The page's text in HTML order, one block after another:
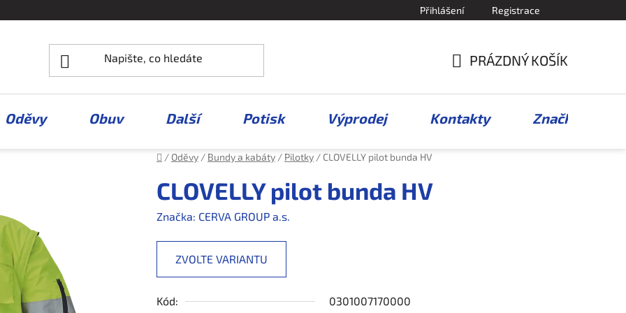
Přihlášení Registrace
KOŠÍK
PRÁZDNÝ KOŠÍK
Oděvy Obuv Další Potisk Výprodej Kontakty Značky
Domů
/ Oděvy / Bundy a kabáty / Pilotky / CLOVELLY pilot bunda HV
CLOVELLY pilot bunda HV
Značka: CERVA GROUP a.s.
ZVOLTE VARIANTU
Kód: 0301007170000